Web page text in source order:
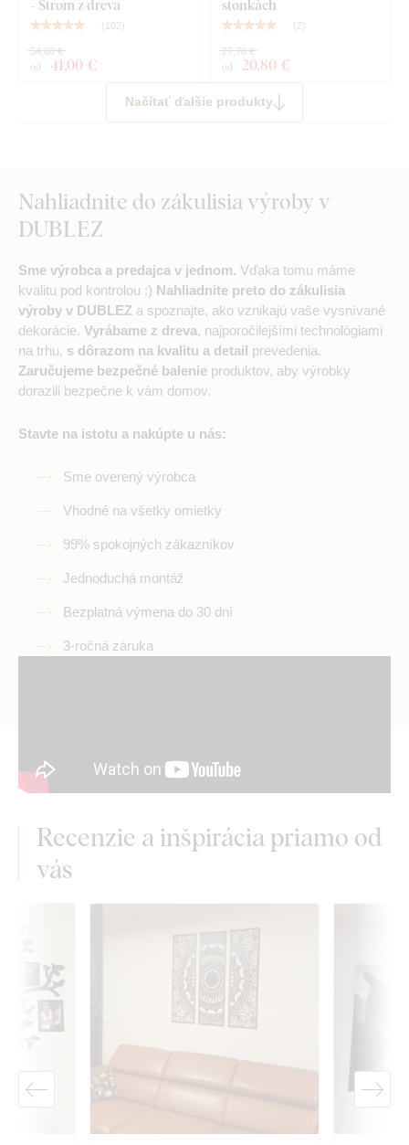
- Strom z dreva
( 102)
od 41,00 €
54,60 €
stonkách
( 2)
od 20,80 €
27,70 €
Načítať ďalšie produkty
Nahliadnite do zákulisia výroby v
DUBLEZ
Sme výrobca a predajca v jednom. Vďaka tomu máme
kvalitu pod kontrolou :) Nahliadnite preto do zákulisia
výroby v DUBLEZ a spoznajte, ako vznikajú vaše vysnívané
dekorácie. Vyrábame z dreva, najporočilejšími technológiami
na trhu, s dôrazom na kvalitu a detail prevedenia.
Zaručujeme bezpečné balenie produktov, aby výrobky
dorazili bezpečne k vám domov.
Stavte na istotu a nakúpte u nás:
Sme overený výrobca
Vhodné na všetky omietky
99% spokojných zákazníkov
Jednoduchá montáž
Bezplatná výmena do 30 dní
3-ročná záruka
Recenzie a inšpirácia priamo od
vás